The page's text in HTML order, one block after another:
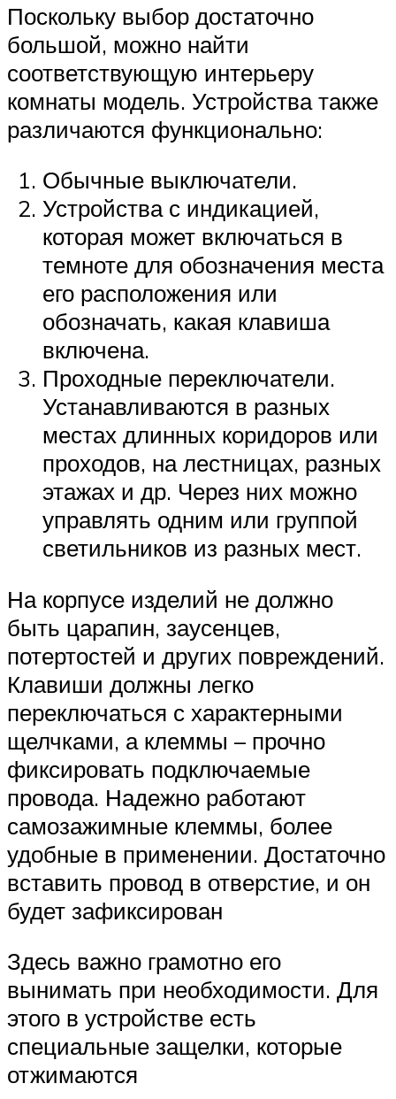
Поскольку выбор достаточно
большой, можно найти
соответствующую интерьеру
комнаты модель. Устройства также
различаются функционально:
Обычные выключатели.
Устройства с индикацией,
которая может включаться в
темноте для обозначения места
его расположения или
обозначать, какая клавиша
включена.
Проходные переключатели.
Устанавливаются в разных
местах длинных коридоров или
проходов, на лестницах, разных
этажах и др. Через них можно
управлять одним или группой
светильников из разных мест.
На корпусе изделий не должно
быть царапин, заусенцев,
потертостей и других повреждений.
Клавиши должны легко
переключаться с характерными
щелчками, а клеммы – прочно
фиксировать подключаемые
провода. Надежно работают
самозажимные клеммы, более
удобные в применении. Достаточно
вставить провод в отверстие, и он
будет зафиксирован
Здесь важно грамотно его
вынимать при необходимости. Для
этого в устройстве есть
специальные защелки, которые
отжимаются